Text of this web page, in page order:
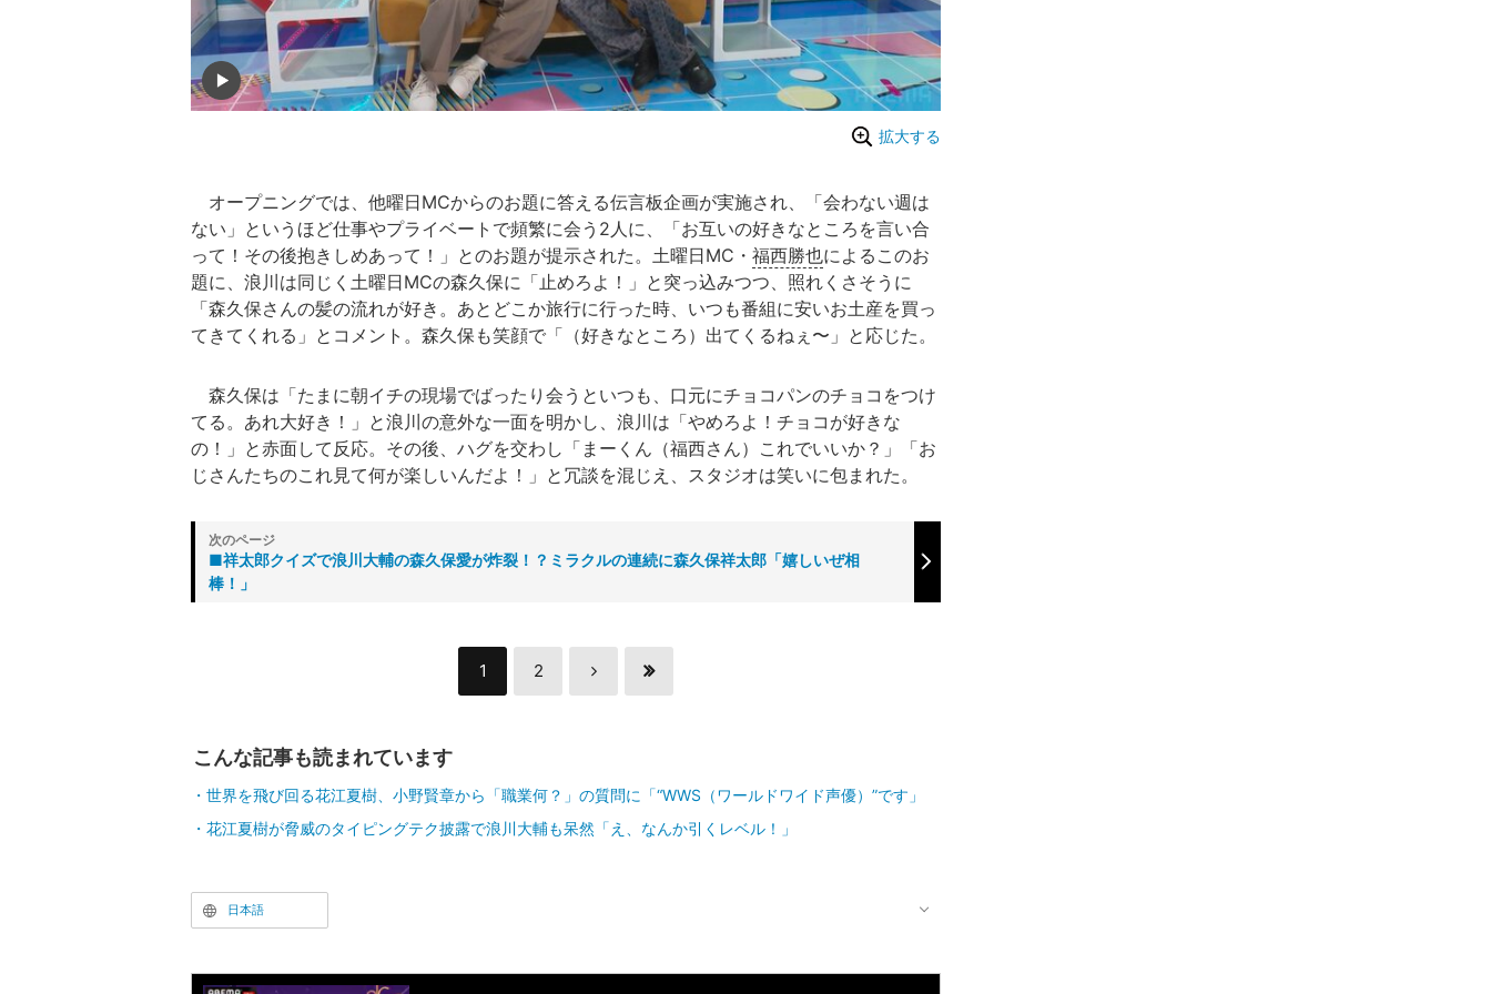
拡大する
オープニングでは、他曜日MCからのお題に答える伝言板企画が実施され、「会わない週は
ない」というほど仕事やプライベートで頻繁に会う2人に、「お互いの好きなところを言い合
って！その後抱きしめあって！」とのお題が提示された。土曜日MC・ 福西勝也によるこのお
題に、浪川は同じく土曜日MCの森久保に「止めろよ！」と突っ込みつつ、照れくさそうに
「森久保さんの髪の流れが好き。あとどこか旅行に行った時、いつも番組に安いお土産を買っ
てきてくれる」とコメント。森久保も笑顔で「（好きなところ）出てくるねぇ〜」と応じた。
森久保は「たまに朝イチの現場でばったり会うといつも、口元にチョコパンのチョコをつけ
てる。あれ大好き！」と浪川の意外な一面を明かし、浪川は「やめろよ！チョコが好きな
の！」と赤面して反応。その後、ハグを交わし「まーくん（福西さん）これでいいか？」「お
じさんたちのこれ見て何が楽しいんだよ！」と冗談を混じえ、スタジオは笑いに包まれた。
■祥太郎クイズで浪川大輔の森久保愛が炸裂！？ミラクルの連続に森久保祥太郎「嬉しいぜ相
棒！」
1 2
こんな記事も読まれています
世界を飛び回る花江夏樹、小野賢章から「職業何？」の質問に「“WWS（ワールドワイド声優）”です」
花江夏樹が脅威のタイピングテク披露で浪川大輔も呆然「え、なんか引くレベル！」
日本語